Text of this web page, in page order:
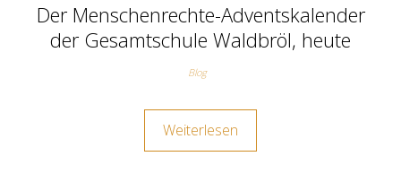
Der Menschenrechte-Adventskalender
der Gesamtschule Waldbröl, heute
Blog
Weiterlesen